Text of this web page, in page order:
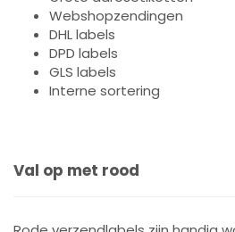
Webshopzendingen
DHL labels
DPD labels
GLS labels
Interne sortering
Val op met rood